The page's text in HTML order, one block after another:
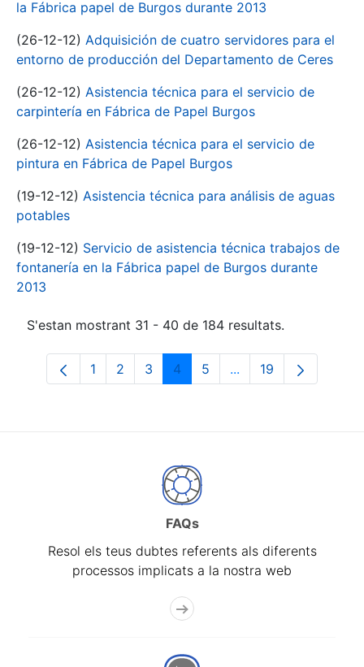
la Fábrica papel de Burgos durante 2013
(26-12-12) Adquisición de cuatro servidores para el
entorno de producción del Departamento de Ceres
(26-12-12) Asistencia técnica para el servicio de
carpintería en Fábrica de Papel Burgos
(26-12-12) Asistencia técnica para el servicio de
pintura en Fábrica de Papel Burgos
(19-12-12) Asistencia técnica para análisis de aguas
potables
(19-12-12) Servicio de asistencia técnica trabajos de
fontanería en la Fábrica papel de Burgos durante
2013
S'estan mostrant 31 - 40 de 184 resultats.
Pàgina
1 Pàgina
2 Pàgina
3 Pàgina
4 Pàgina
5 ...Pàgines intermèdies
Pàgina
19
FAQs
Resol els teus dubtes referents als diferents
processos implicats a la nostra web